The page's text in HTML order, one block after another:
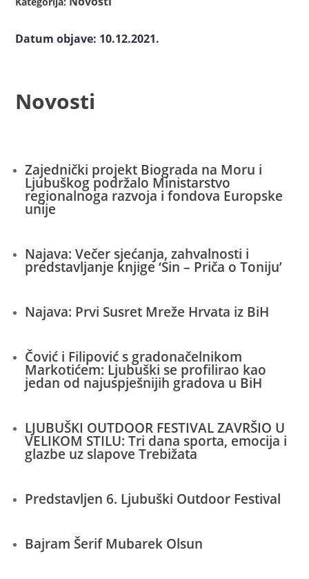
Datum objave: 10.12.2021.
Novosti
Zajednički projekt Biograda na Moru i
Ljubuškog podržalo Ministarstvo
regionalnoga razvoja i fondova Europske
unije
Najava: Večer sjećanja, zahvalnosti i
predstavljanje knjige ‘Sin – Priča o Toniju’
Najava: Prvi Susret Mreže Hrvata iz BiH
Čović i Filipović s gradonačelnikom
Markotićem: Ljubuški se profilirao kao
jedan od najuspješnijih gradova u BiH
LJUBUŠKI OUTDOOR FESTIVAL ZAVRŠIO U
VELIKOM STILU: Tri dana sporta, emocija i
glazbe uz slapove Trebižata
Predstavljen 6. Ljubuški Outdoor Festival
Bajram Šerif Mubarek Olsun